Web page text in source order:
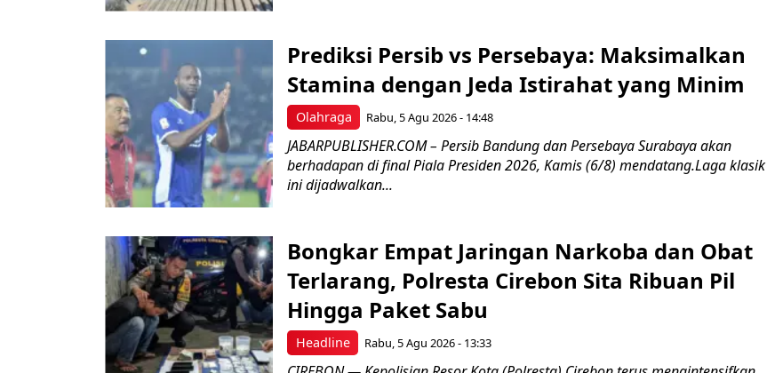
Olahraga
Prediksi Persib vs Persebaya: Maksimalkan
Stamina dengan Jeda Istirahat yang Minim
Rabu, 5 Agu 2026 - 14:48
JABARPUBLISHER.COM – Persib Bandung dan Persebaya Surabaya akan
berhadapan di final Piala Presiden 2026, Kamis (6/8) mendatang.Laga klasik
ini dijadwalkan...
Headline
Bongkar Empat Jaringan Narkoba dan Obat
Terlarang, Polresta Cirebon Sita Ribuan Pil
Hingga Paket Sabu
Rabu, 5 Agu 2026 - 13:33